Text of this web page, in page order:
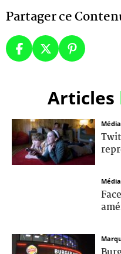
Partager ce
Articles